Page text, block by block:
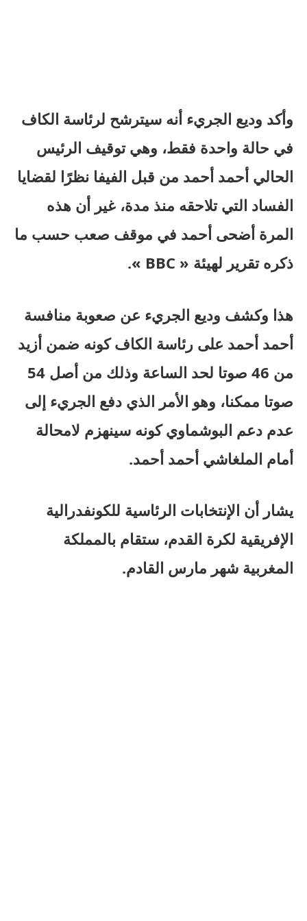
وأكد وديع الجريء أنه سيترشح لرئاسة الكاف
في حالة واحدة فقط، وهي توقيف الرئيس
الحالي أحمد أحمد من قبل الفيفا نظرًا لقضايا
الفساد التي تلاحقه منذ مدة، غير أن هذه
المرة أضحى أحمد في موقف صعب حسب ما
ذكره تقرير لهيئة « BBC ».
هذا وكشف وديع الجريء عن صعوبة منافسة
أحمد أحمد على رئاسة الكاف كونه ضمن أزيد
من 46 صوتا لحد الساعة وذلك من أصل 54
صوتا ممكنا، وهو الأمر الذي دفع الجريء إلى
عدم دعم البوشماوي كونه سينهزم لامحالة
أمام الملغاشي أحمد أحمد.
يشار أن الإنتخابات الرئاسية للكونفدرالية
الإفريقية لكرة القدم، ستقام بالمملكة
المغربية شهر مارس القادم.